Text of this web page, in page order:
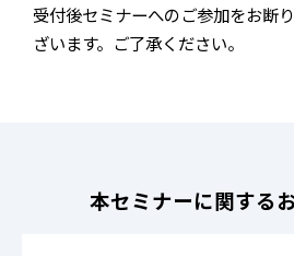
受付後セミナーへのご参加をお断
ざいます。ご了承ください。
本セミナーに関する